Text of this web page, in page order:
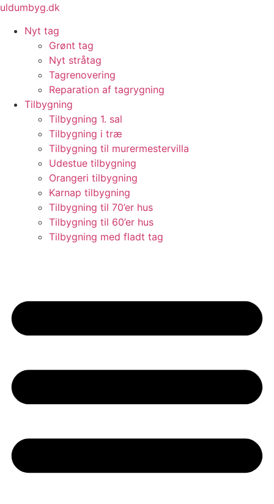
Videre
indhold
uldumbyg.dk
Nyt tag
Grønt tag
Nyt stråtag
Tagrenovering
Reparation af tagrygning
Tilbygning
Tilbygning 1. sal
Tilbygning i træ
Tilbygning til murermestervilla
Udestue tilbygning
Orangeri tilbygning
Karnap tilbygning
Tilbygning til 70’er hus
Tilbygning til 60’er hus
Tilbygning med fladt tag